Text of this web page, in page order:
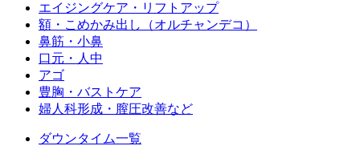
エイジングケア・リフトアップ
額・こめかみ出し（オルチャンデコ）
鼻筋・小鼻
口元・人中
アゴ
豊胸・バストケア
婦人科形成・膣圧改善など
ダウンタイム一覧